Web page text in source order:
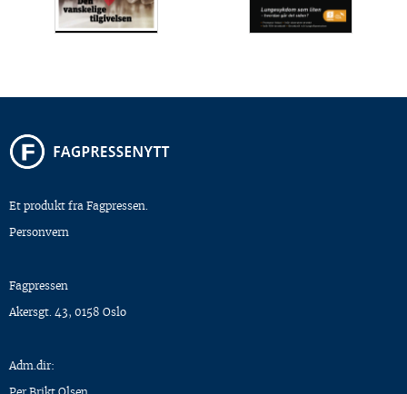
Et produkt fra Fagpressen.
Personvern
Fagpressen
Akersgt. 43, 0158 Oslo
Adm.dir: